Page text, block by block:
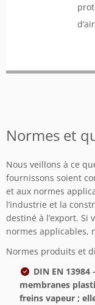
Normes et
Nous veillons à ce
fournissons soient
et aux normes
l’industrie et la
destiné à l’export. Si
normes applicables,
Normes produits et
DIN EN 13984
membranes
freins vapeur ;